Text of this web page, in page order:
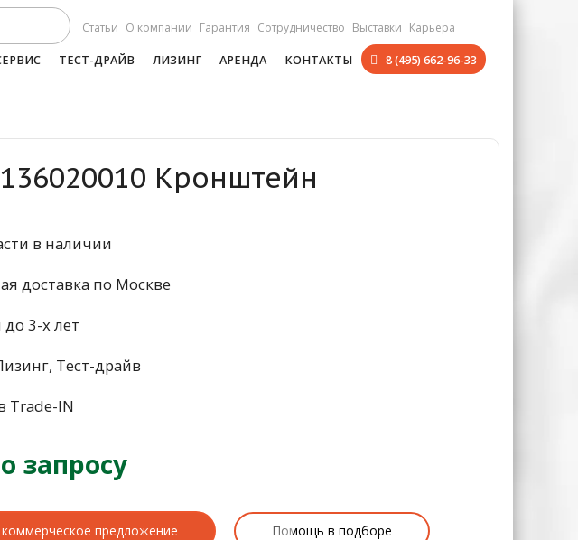
Статьи О компании Гарантия Сотрудничество Выставки Карьера
ТЕСТ-ДРАЙВ ЛИЗИНГ АРЕНДА КОНТАКТЫ 8 (495) 662-96-33
Кронштейн
в наличии
доставка по Москве
3-х лет
Тест-драйв
Trade-IN
запросу
предложение Помощь в подборе